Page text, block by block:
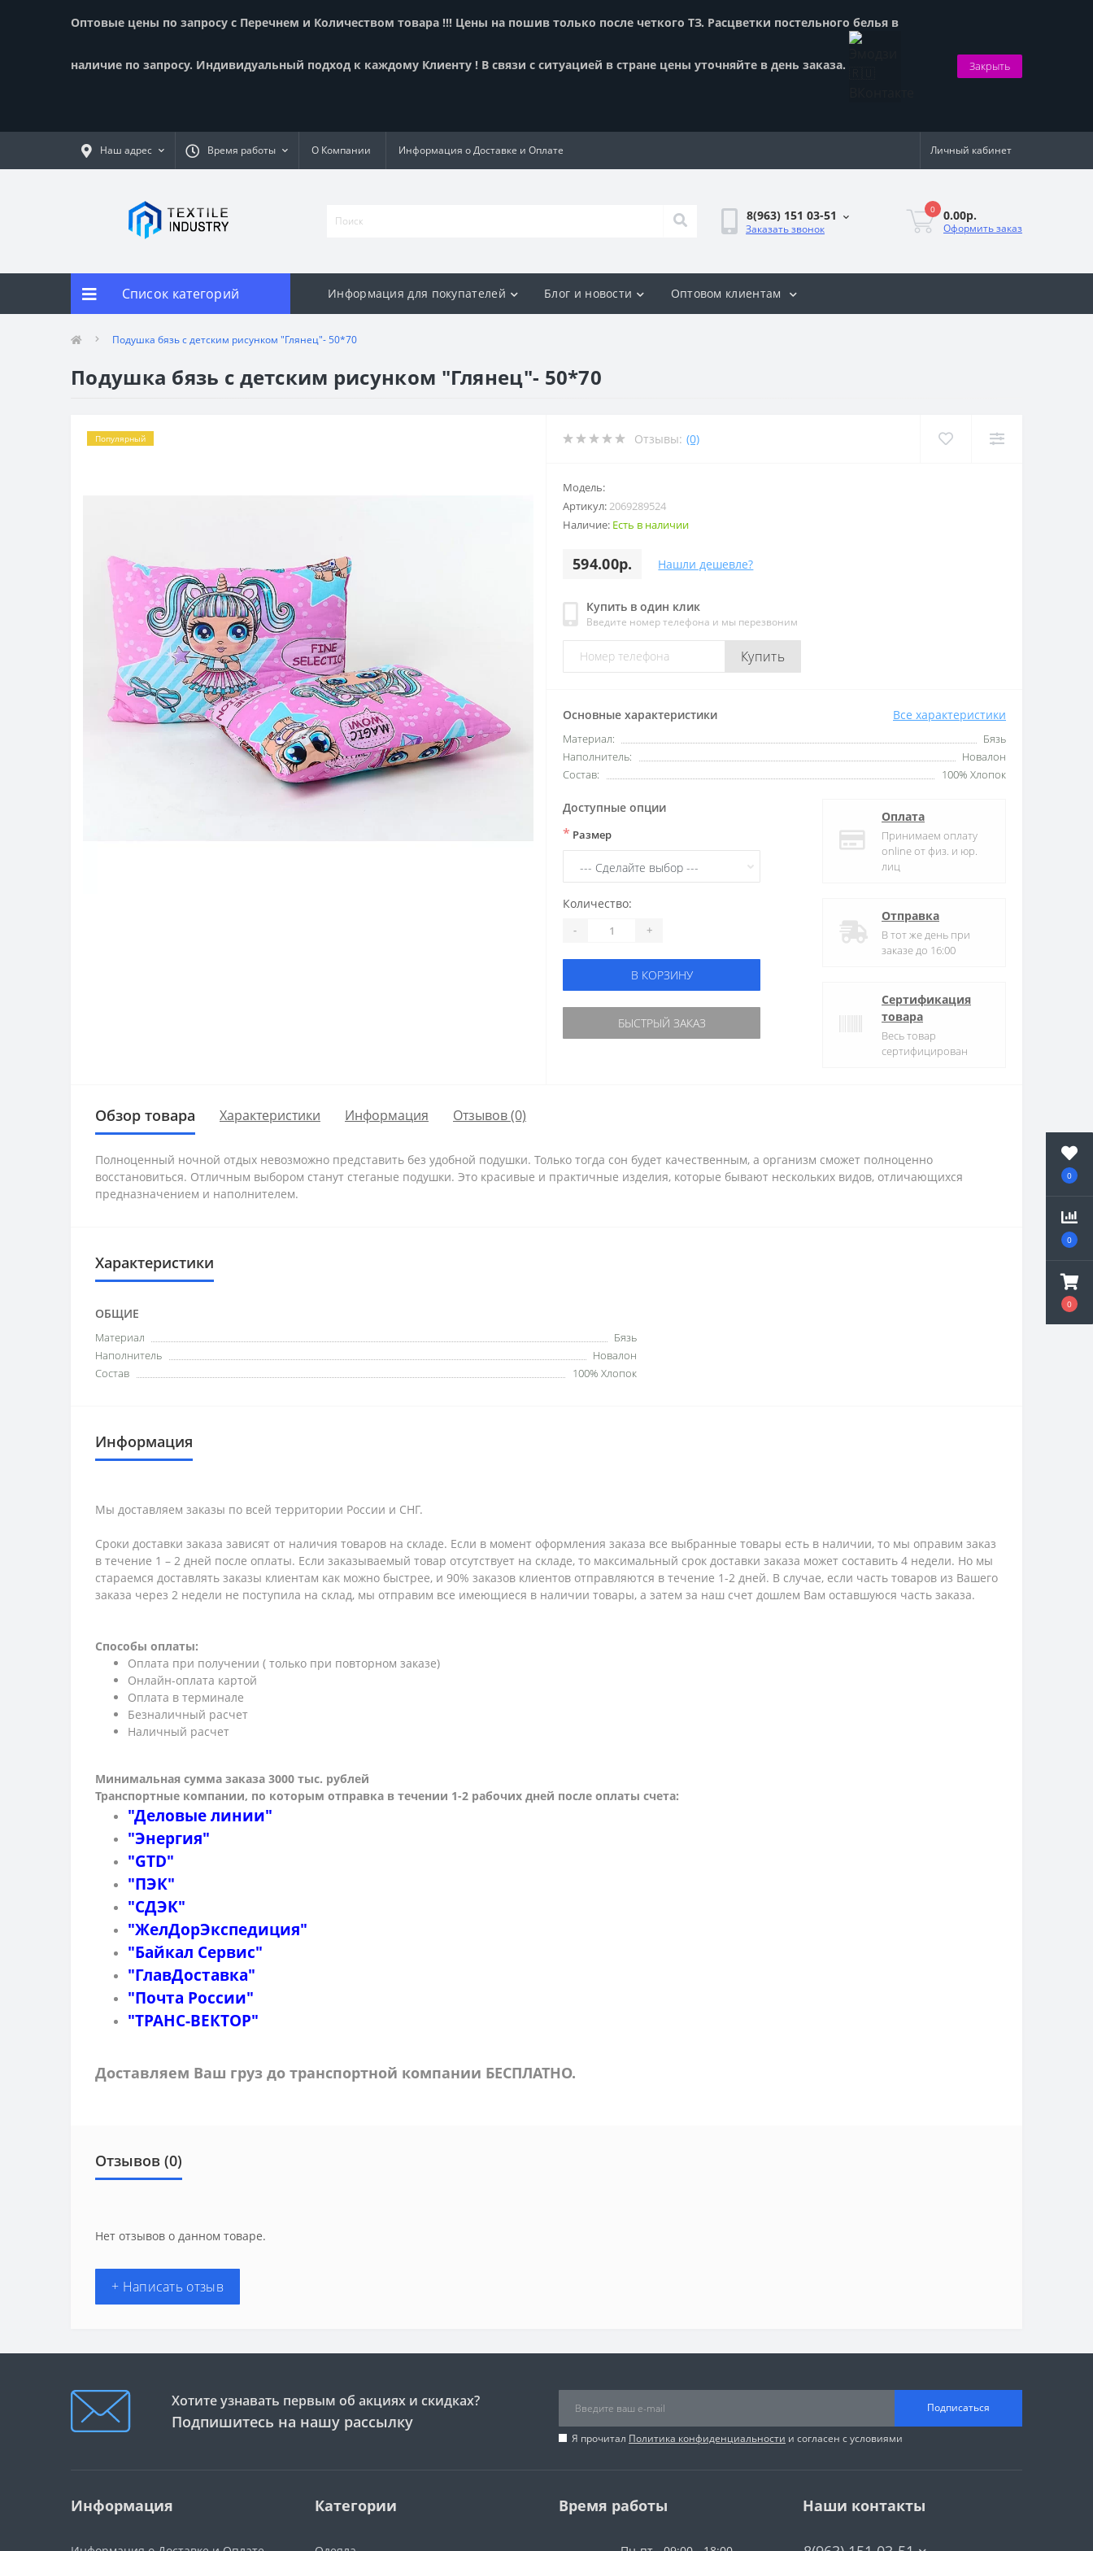
0
0
0
Оптовые цены по запросу с Перечнем и Количеством товара !!! Цены на пошив только после четкого ТЗ. Расцветки постельного белья в
наличие по запросу. Индивидуальный подход к каждому Клиенту ! В связи с ситуацией в стране цены уточняйте в день заказа. Закрыть
Наш адрес Время работы О Компании Информация о Доставке и Оплате Личный кабинет
8(963) 151 03-51
Заказать звонок
0 0.00р.
Оформить заказ
Список категорий Информация для покупателей Блог и новости Оптовом клиентам
Подушка бязь с детским рисунком "Глянец"- 50*70
Подушка бязь с детским рисунком "Глянец"- 50*70
Популярный Отзывы: (0)
Модель:
Артикул: 2069289524
Наличие: Есть в наличии
594.00р. Нашли дешевле?
Купить в один клик
Введите номер телефона и мы перезвоним
Купить
Основные характеристики Все характеристики
Материал:
Бязь
Наполнитель:
Новалон
Состав:
100% Хлопок
Доступные опции
* Размер
Количество:
- +
В КОРЗИНУ
БЫСТРЫЙ ЗАКАЗ
Оплата
Принимаем оплату
online от физ. и юр.
лиц
Отправка
В тот же день при
заказе до 16:00
Сертификация
товара
Весь товар
сертифицирован
Обзор товара Характеристики Информация Отзывов (0)
Полноценный ночной отдых невозможно представить без удобной подушки. Только тогда сон будет качественным, а организм сможет полноценно
восстановиться. Отличным выбором станут стеганые подушки. Это красивые и практичные изделия, которые бывают нескольких видов, отличающихся
предназначением и наполнителем.
Характеристики
ОБЩИЕ
Материал
Бязь
Наполнитель
Новалон
Состав
100% Хлопок
Информация
Мы доставляем заказы по всей территории России и СНГ.
Сроки доставки заказа зависят от наличия товаров на складе. Если в момент оформления заказа все выбранные товары есть в наличии, то мы оправим заказ
в течение 1 – 2 дней после оплаты. Если заказываемый товар отсутствует на складе, то максимальный срок доставки заказа может составить 4 недели. Но мы
стараемся доставлять заказы клиентам как можно быстрее, и 90% заказов клиентов отправляются в течение 1-2 дней. В случае, если часть товаров из Вашего
заказа через 2 недели не поступила на склад, мы отправим все имеющиеся в наличии товары, а затем за наш счет дошлем Вам оставшуюся часть заказа.
Способы оплаты:
Оплата при получении ( только при повторном заказе)
Онлайн-оплата картой
Оплата в терминале
Безналичный расчет
Наличный расчет
Минимальная сумма заказа 3000 тыс. рублей
Транспортные компании, по которым отправка в течении 1-2 рабочих дней после оплаты счета:
"Деловые линии"
"Энергия"
"GTD"
"ПЭК"
"СДЭК"
"ЖелДорЭкспедиция"
"Байкал Сервис"
"ГлавДоставка"
"Почта России"
"ТРАНС-ВЕКТОР"
Доставляем Ваш груз до транспортной компании БЕСПЛАТНО.
Отзывов (0)
Нет отзывов о данном товаре.
+ Написать отзыв
Хотите узнавать первым об акциях и скидках?
Подпишитесь на нашу рассылку
Подписаться
Я прочитал Политика конфиденциальности и согласен с условиями
Информация Категории Время работы Наши контакты